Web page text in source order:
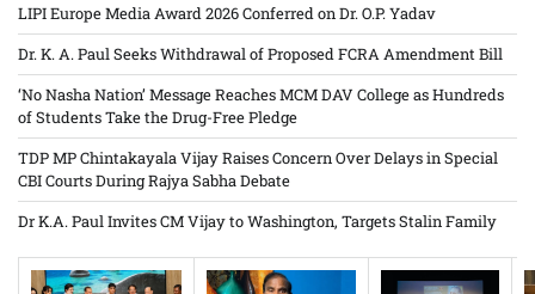
LIPI Europe Media Award 2026 Conferred on Dr. O.P. Yadav
Dr. K. A. Paul Seeks Withdrawal of Proposed FCRA Amendment Bill
‘No Nasha Nation’ Message Reaches MCM DAV College as Hundreds
of Students Take the Drug-Free Pledge
TDP MP Chintakayala Vijay Raises Concern Over Delays in Special
CBI Courts During Rajya Sabha Debate
Dr K.A. Paul Invites CM Vijay to Washington, Targets Stalin Family